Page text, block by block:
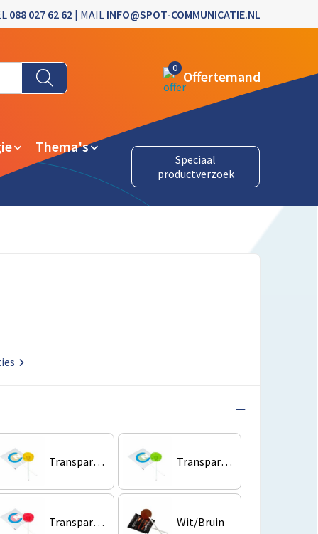
088 027 62 62| MAIL INFO@SPOT-COMMUNICATIE.NL
0 Offertemand
Thema's
Speciaal
productverzoek
Transparant/Geel Transparant/Groen
Transparant/Rood Wit/Bruin